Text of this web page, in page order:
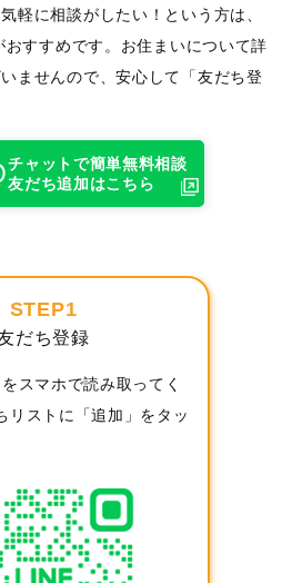
軽に相談がしたい！という方は、
すすめです。お住まいについて詳
ませんので、安心して「友だち登
チャットで簡単無料相談
友だち追加はこちら
STEP1
だち登録
スマホで読み取ってく
リストに「追加」をタッ